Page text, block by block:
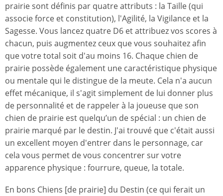
prairie sont définis par quatre attributs : la Taille (qui
associe force et constitution), l'Agilité, la Vigilance et la
Sagesse. Vous lancez quatre D6 et attribuez vos scores à
chacun, puis augmentez ceux que vous souhaitez afin
que votre total soit d'au moins 16. Chaque chien de
prairie possède également une caractéristique physique
ou mentale qui le distingue de la meute. Cela n'a aucun
effet mécanique, il s'agit simplement de lui donner plus
de personnalité et de rappeler à la joueuse que son
chien de prairie est quelqu’un de spécial : un chien de
prairie marqué par le destin. J'ai trouvé que c'était aussi
un excellent moyen d'entrer dans le personnage, car
cela vous permet de vous concentrer sur votre
apparence physique : fourrure, queue, la totale.
En bons Chiens [de prairie] du Destin (ce qui ferait un